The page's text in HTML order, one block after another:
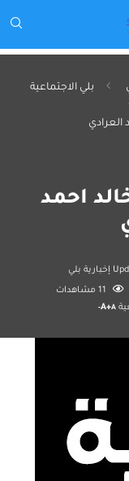
بلي الاجتماعية
العرادي
احمد
إخبارية بلي
11 مشاهدات
A+A-